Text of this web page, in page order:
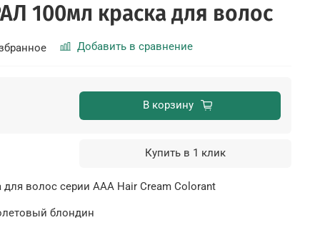
100мл краска для волос
Добавить в сравнение
В корзину
Купить в 1 клик
для волос серии ААА Hair Cream Colorant
блондин